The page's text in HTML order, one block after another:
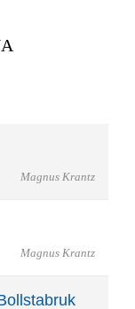
Magnus Krantz
Magnus Krantz